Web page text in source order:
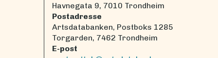
Havnegata 9, 7010 Trondheim
Postadresse
Artsdatabanken, Postboks 1285
Torgarden, 7462 Trondheim
E-post